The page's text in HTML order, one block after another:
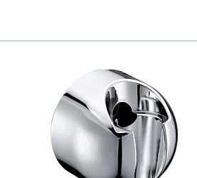
Мурманск
Ваш город?
Всё верно Сменить город